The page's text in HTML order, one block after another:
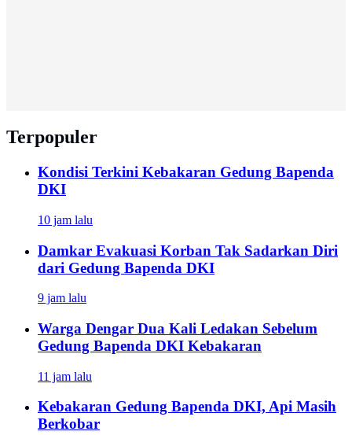
Terpopuler
Kondisi Terkini Kebakaran Gedung Bapenda
DKI
10 jam lalu
Damkar Evakuasi Korban Tak Sadarkan Diri
dari Gedung Bapenda DKI
9 jam lalu
Warga Dengar Dua Kali Ledakan Sebelum
Gedung Bapenda DKI Kebakaran
11 jam lalu
Kebakaran Gedung Bapenda DKI, Api Masih
Berkobar